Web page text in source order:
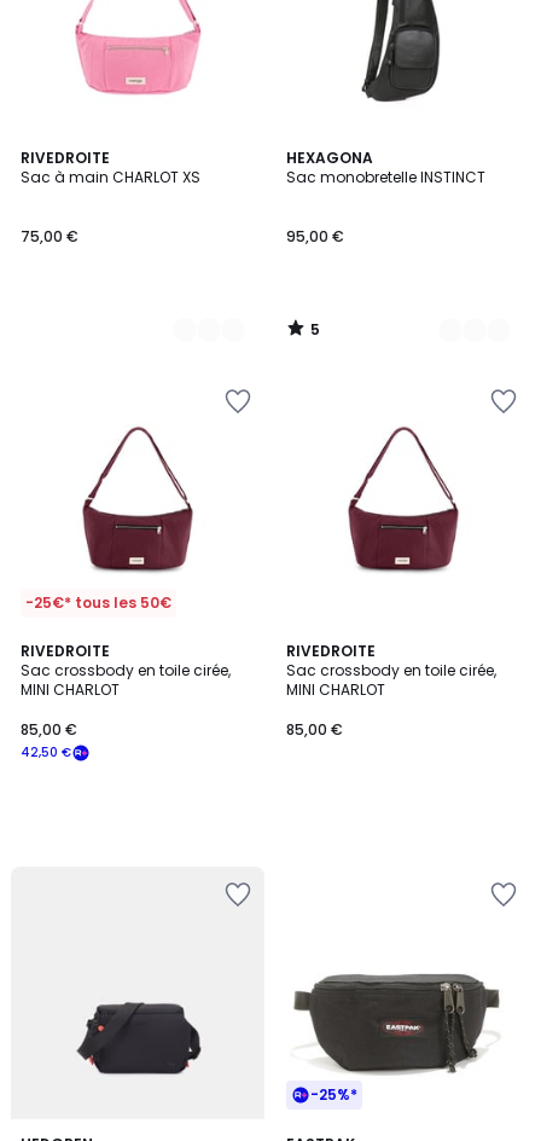
RIVEDROITE
Sac à main CHARLOT XS
75,00 €
3
Couleurs
HEXAGONA
Sac monobretelle INSTINCT
95,00 €
5
/
2
Couleurs
5
/
-25€* tous les 50€
RIVEDROITE
Sac crossbody en toile cirée,
MINI CHARLOT
42,50 €
85,00 €
RIVEDROITE
Sac crossbody en toile cirée,
MINI CHARLOT
85,00 €
-25%*